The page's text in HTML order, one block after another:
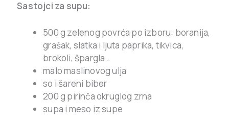
Sastojci za supu:
500 g zelenog povrća po izboru: boranija,
grašak, slatka i ljuta paprika, tikvica,
brokoli, špargla…
malo maslinovog ulja
so i šareni biber
200 g pirinča okruglog zrna
supa i meso iz supe